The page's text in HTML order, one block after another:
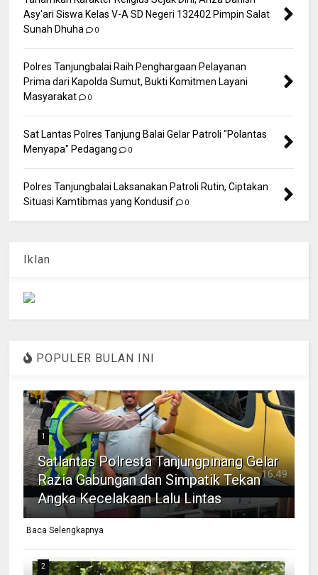
Asy'ari Siswa Kelas V-A SD Negeri 132402 Pimpin Salat
Sunah Dhuha
0
Polres Tanjungbalai Raih Penghargaan Pelayanan
Prima dari Kapolda Sumut, Bukti Komitmen Layani
Masyarakat
0
Sat Lantas Polres Tanjung Balai Gelar Patroli "Polantas
Menyapa" Pedagang
0
Polres Tanjungbalai Laksanakan Patroli Rutin, Ciptakan
Situasi Kamtibmas yang Kondusif
0
Iklan
POPULER BULAN INI
1
Satlantas Polresta Tanjungpinang Gelar
Razia Gabungan dan Simpatik Tekan
Angka Kecelakaan Lalu Lintas
Baca Selengkapnya
2